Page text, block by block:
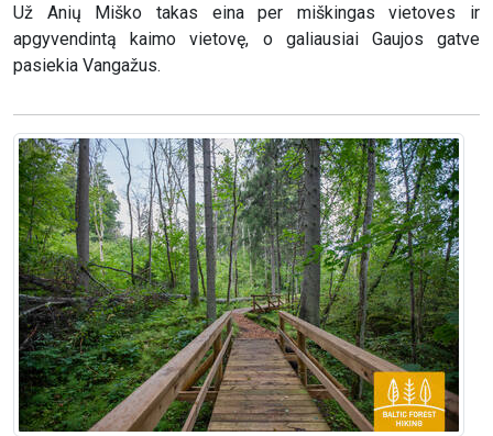
Už Anių Miško takas eina per miškingas vietoves ir
apgyvendintą kaimo vietovę, o galiausiai Gaujos gatve
pasiekia Vangažus.